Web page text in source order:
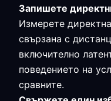
Запишете
Измерете
свързана с
включително
поведението на
сравните.